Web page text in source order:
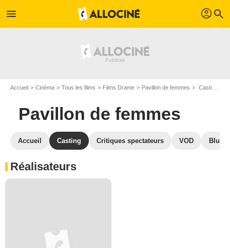
menu profil search
Accueil Cinéma Tous les films Films Drame Pavillon de femmes Casting Pavillon de femmes
Pavillon de femmes
Accueil Casting Critiques spectateurs VOD Blu-
Réalisateurs